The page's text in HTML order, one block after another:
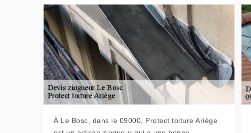
À Le Bosc, dans le 09000, Protect toiture Ariège